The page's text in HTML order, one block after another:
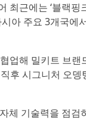
최근에는 ‘블랙
아 주요 3개국
업해 밀키트 브
후 시그니처 오
체 기술력을 점